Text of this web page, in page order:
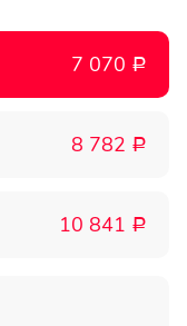
7 070 Р
8 782 Р
10 841 Р